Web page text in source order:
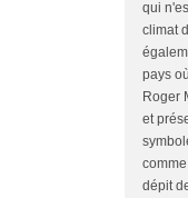
qui
climat
pays
Roger
et
dépit